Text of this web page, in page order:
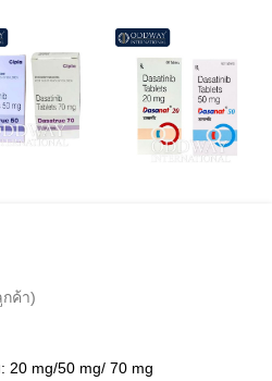
ค้า)
mg/50 mg/ 70 mg